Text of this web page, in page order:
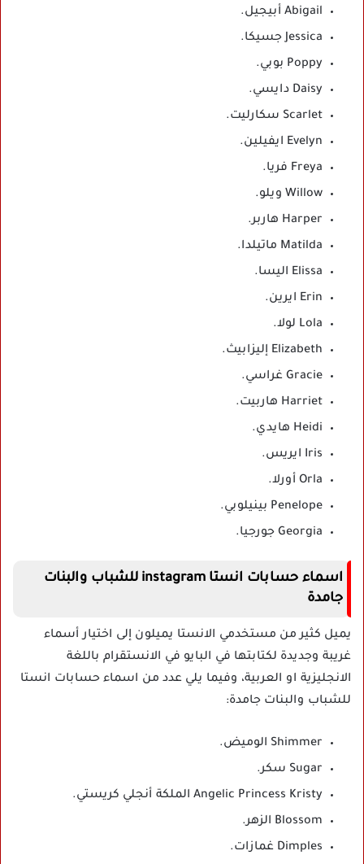
Abigail أبيجيل.
Jessica جسيكا.
Poppy بوبي.
Daisy دايسي.
Scarlet سكارليت.
Evelyn ايفيلين.
Freya فريا.
Willow ويلو.
Harper هاربر.
Matilda ماتيلدا.
Elissa اليسا.
Erin ايرين.
Lola لولا.
Elizabeth إليزابيث.
Gracie غراسي.
Harriet هاربيت.
Heidi هايدي.
Iris ايريس.
Orla أورلا.
Penelope بينيلوبي.
Georgia جورجيا.
اسماء حسابات انستا instagram للشباب والبنات
جامدة
يميل كثير من مستخدمي الانستا يميلون إلى اختيار أسماء
غريبة وجديدة لكتابتها في البايو في الانستقرام باللغة
الانجليزية او العربية، وفيما يلي عدد من اسماء حسابات انستا
للشباب والبنات جامدة:
Shimmer الوميض.
Sugar سكر.
Angelic Princess Kristy الملكة أنجلي كريستي.
Blossom الزهر.
Dimples غمازات.